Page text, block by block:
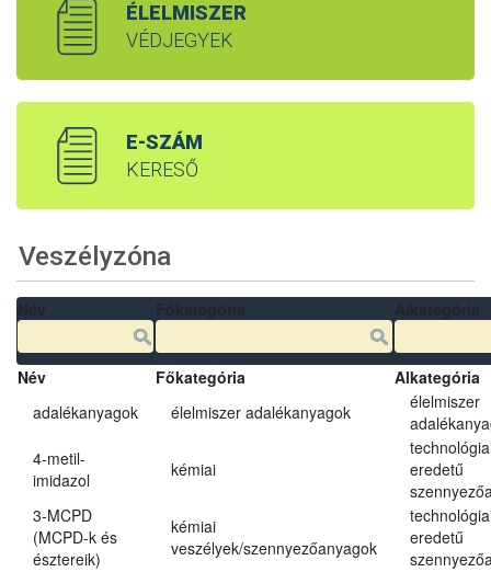
ÉLELMISZER
VÉDJEGYEK
E-SZÁM
KERESŐ
Veszélyzóna
Név Főkategória
Alkategória
adalékanyagok
élelmiszer adalékanyagok
élelmiszer
4-metil-
imidazol
kémiai
eredetű
3-MCPD
(MCPD-k és
észtereik)
kémiai
veszélyek/szennyezőanyagok
eredetű